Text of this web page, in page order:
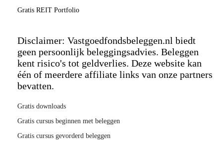
Gratis REIT Portfolio
Disclaimer: Vastgoedfondsbeleggen.nl biedt
geen persoonlijk beleggingsadvies. Beleggen
kent risico's tot geldverlies. Deze website kan
één of meerdere affiliate links van onze partners
bevatten.
Gratis downloads
Gratis cursus beginnen met beleggen
Gratis cursus gevorderd beleggen